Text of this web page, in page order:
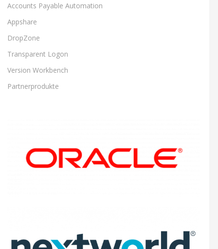
Accounts Payable Automation
Appshare
DropZone
Transparent Logon
Version Workbench
Partnerprodukte